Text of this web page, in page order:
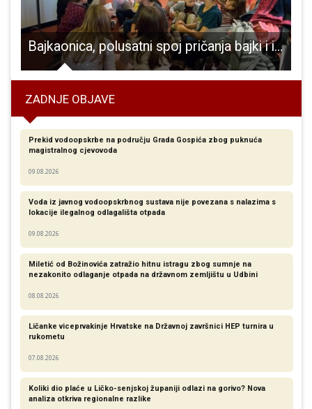
Bajkaonica, polusatni spoj pričanja bajki i igre, od danas u Gospiću
ZADNJE OBJAVE
Prekid vodoopskrbe na području Grada Gospića zbog puknuća
magistralnog cjevovoda
09.08.2026
Voda iz javnog vodoopskrbnog sustava nije povezana s nalazima s
lokacije ilegalnog odlagališta otpada
09.08.2026
Miletić od Božinovića zatražio hitnu istragu zbog sumnje na
nezakonito odlaganje otpada na državnom zemljištu u Udbini
08.08.2026
Ličanke viceprvakinje Hrvatske na Državnoj završnici HEP turnira u
rukometu
07.08.2026
Koliki dio plaće u Ličko-senjskoj županiji odlazi na gorivo? Nova
analiza otkriva regionalne razlike​